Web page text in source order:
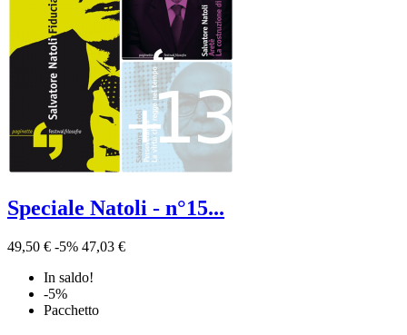
Speciale Natoli - n°15...
49,50 € -5% 47,03 €
In saldo!
-5%
Pacchetto